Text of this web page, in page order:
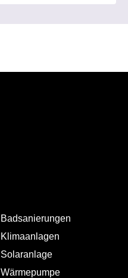
Badsanierungen
Klimaanlagen
Solaranlage
Wärmepumpe